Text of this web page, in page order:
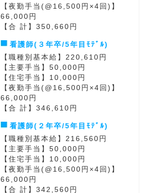
【夜勤手当(@16,500円×4回)】
66,000円
【合 計】350,660円
看護師(３年卒/5年目ﾓﾃﾞﾙ)
【職種別基本給】220,610円
【主要手当】50,000円
【住宅手当】10,000円
【夜勤手当(@16,500円×4回)】
66,000円
【合 計】346,610円
看護師(２年卒/5年目ﾓﾃﾞﾙ)
【職種別基本給】216,560円
【主要手当】50,000円
【住宅手当】10,000円
【夜勤手当(@16,500円×4回)】
66,000円
【合 計】342,560円